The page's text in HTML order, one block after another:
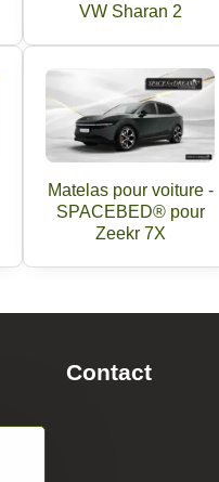
VW Sharan 2
Matelas pour voiture -
SPACEBED® pour
Zeekr 7X
Contact